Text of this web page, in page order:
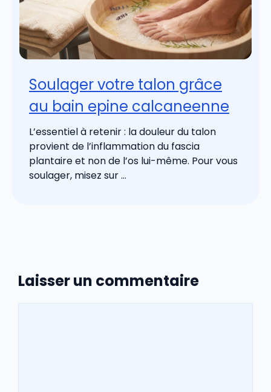
Soulager votre talon grâce
au bain epine calcaneenne
L’essentiel à retenir : la douleur du talon
provient de l’inflammation du fascia
plantaire et non de l’os lui-même. Pour vous
soulager, misez sur ...
Laisser un commentaire